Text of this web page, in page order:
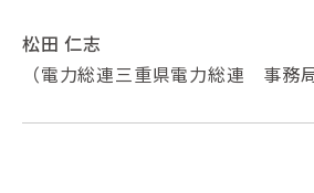
松田 仁志
（電力総連三重県電力総連 事務局